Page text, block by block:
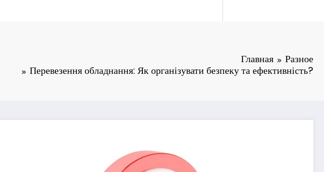
Главная
Разное
Перевезення обладнання: Як організувати безпеку та ефективність?